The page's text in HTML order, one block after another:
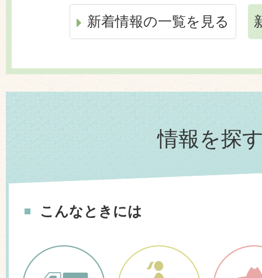
2026年07月31日
務委託に係る公募型プロポー
おっとろっしゃ山香夏まつり
2026年07月30日
【8月31日まで】「きつき物
新着情報の一覧を見る
情報を探
こんなときには